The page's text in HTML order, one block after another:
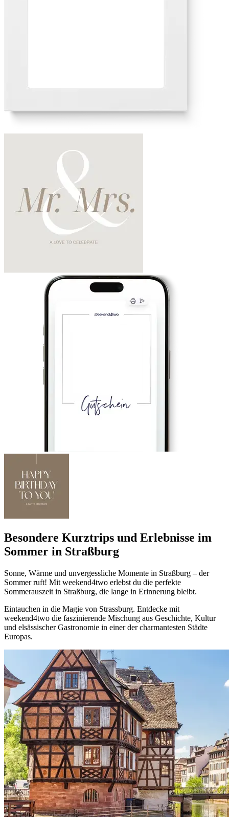
Besondere Kurztrips und Erlebnisse im
Sommer in Straßburg
Sonne, Wärme und unvergessliche Momente in Straßburg – der
Sommer ruft! Mit weekend4two erlebst du die perfekte
Sommerauszeit in Straßburg, die lange in Erinnerung bleibt.
Eintauchen in die Magie von Strassburg. Entdecke mit
weekend4two die faszinierende Mischung aus Geschichte, Kultur
und elsässischer Gastronomie in einer der charmantesten Städte
Europas.